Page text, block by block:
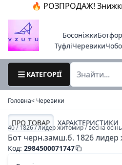
🔥 РОЗПРОДАЖ! Знижки
Босоніжки
ТуфліЧеревики
КАТЕГОРІЇ
Головна< Черевики
ПРО ТОВАР ХАРАКТЕРИСТИКИ
40 / 1826 / лидер житомир / весна осінь
Бот черн.замш.б. 1826
Код: 2984500071747